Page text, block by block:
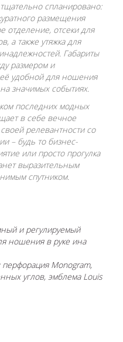
спланировано:
размещения
отсеки для
а также утяжка для
Габариты
размером и
удобной для ношения
значимых событиях.
последних модных
в себе вечное
релевантности со
– будь то бизнес-
или просто прогулка
выразительным
спутником.
и регулируемый
ношения в руке ина
Monogram,
углов, эмблема Louis